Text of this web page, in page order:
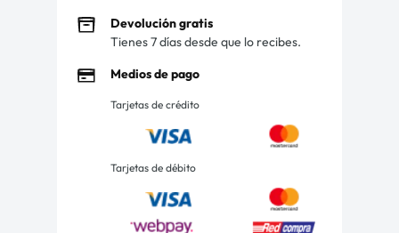
Devolución gratis
Tienes 7 días desde que lo recibes.
Medios de pago
Tarjetas de crédito
Tarjetas de débito